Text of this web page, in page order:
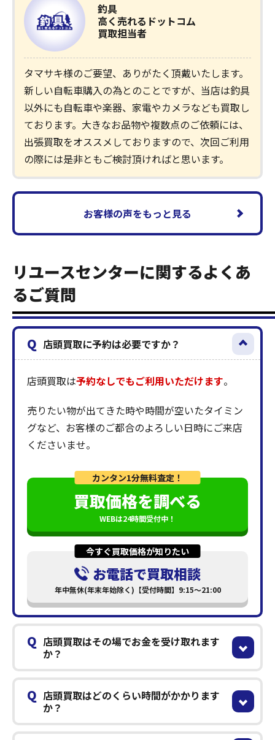
釣具
高く売れるドットコム
買取担当者
タマサキ様のご要望、ありがたく頂戴いたします。
新しい自転車購入の為とのことですが、当店は釣具
以外にも自転車や楽器、家電やカメラなども買取し
ております。大きなお品物や複数点のご依頼には、
出張買取をオススメしておりますので、次回ご利用
の際には是非ともご検討頂ければと思います。
お客様の声をもっと見る
リユースセンターに関するよくあ
るご質問
Q 店頭買取に予約は必要ですか？
店頭買取は予約なしでもご利用いただけます。
売りたい物が出てきた時や時間が空いたタイミン
グなど、お客様のご都合のよろしい日時にご来店
くださいませ。
カンタン1分無料査定！
買取価格を調べる
WEBは24時間受付中！
今すぐ買取価格が知りたい
お電話で買取相談
年中無休(年末年始除く)【受付時間】9:15～21:00
Q 店頭買取はその場でお金を受け取れます
か？
Q 店頭買取はどのくらい時間がかかります
か？